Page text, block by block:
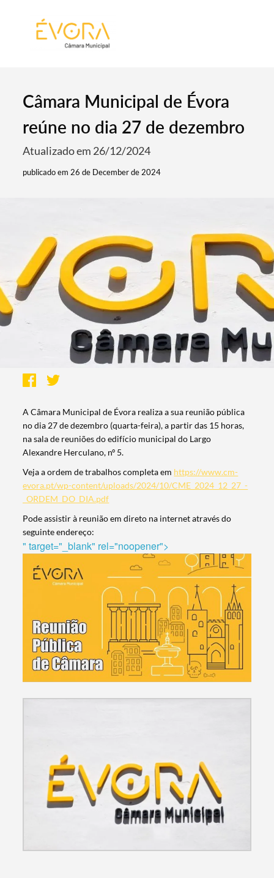
Termo de Pesquisa
Câmara Municipal de Évora
reúne no dia 27 de dezembro
Atualizado em 26/12/2024
publicado em 26 de December de 2024
A Câmara Municipal de Évora realiza a sua reunião pública
no dia 27 de dezembro (quarta-feira), a partir das 15 horas,
na sala de reuniões do edifício municipal do Largo
Alexandre Herculano, nº 5.
Veja a ordem de trabalhos completa em https://www.cm-
evora.pt/wp-content/uploads/2024/10/CME_2024_12_27_-
_ORDEM_DO_DIA.pdf
Pode assistir à reunião em direto na internet através do
seguinte endereço:
" target="_blank" rel="noopener">